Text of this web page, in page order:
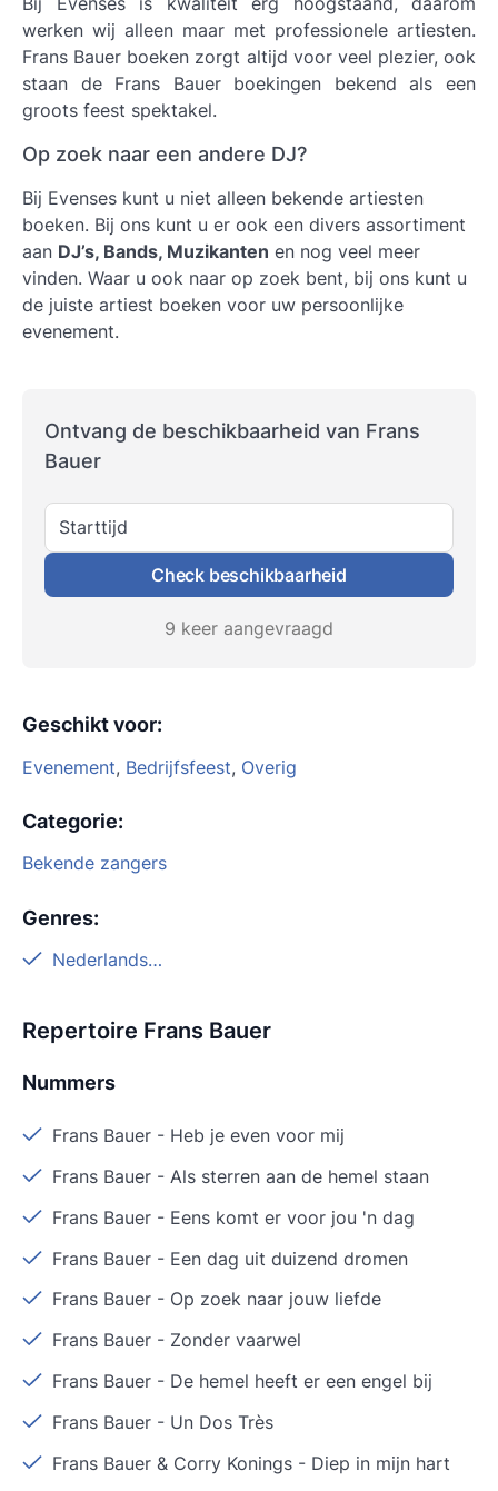
werken wij alleen maar met professionele artiesten.
Frans Bauer boeken zorgt altijd voor veel plezier, ook
staan de Frans Bauer boekingen bekend als een
groots feest spektakel.
Op zoek naar een andere DJ?
Bij Evenses kunt u niet alleen bekende artiesten
boeken. Bij ons kunt u er ook een divers assortiment
aan DJ’s, Bands, Muzikanten en nog veel meer
vinden. Waar u ook naar op zoek bent, bij ons kunt u
de juiste artiest boeken voor uw persoonlijke
evenement.
Ontvang de beschikbaarheid van Frans
Bauer
Starttijd
Check beschikbaarheid
9 keer aangevraagd
Geschikt voor:
Evenement, Bedrijfsfeest, Overig
Categorie:
Bekende zangers
Genres:
Nederlandstalig
Repertoire Frans Bauer
Nummers
Frans Bauer - Heb je even voor mij
Frans Bauer - Als sterren aan de hemel staan
Frans Bauer - Eens komt er voor jou 'n dag
Frans Bauer - Een dag uit duizend dromen
Frans Bauer - Op zoek naar jouw liefde
Frans Bauer - Zonder vaarwel
Frans Bauer - De hemel heeft er een engel bij
Frans Bauer - Un Dos Très
Frans Bauer & Corry Konings - Diep in mijn hart